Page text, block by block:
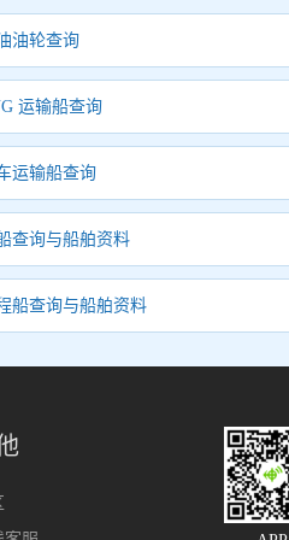
油轮查询
运输船查询
运输船查询
查询与船舶资料
船查询与船舶资料